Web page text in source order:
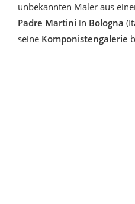
unbekannten Maler aus
Padre Martini in Bologna
seine Komponistengalerie